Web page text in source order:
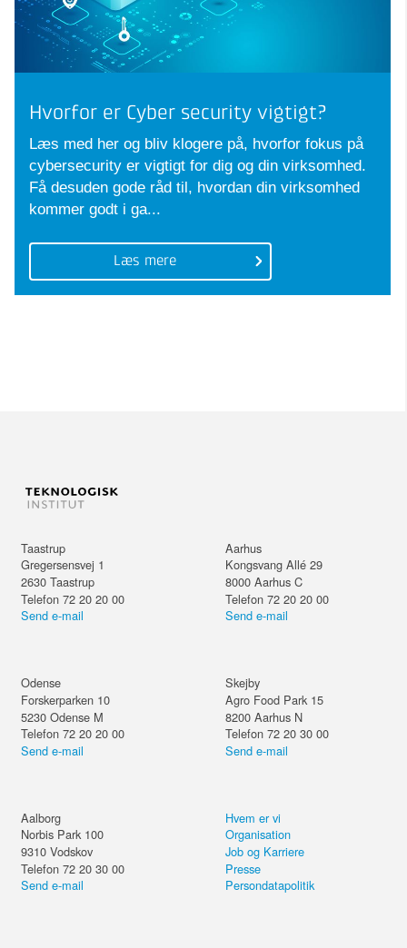
Hvorfor er Cyber security vigtigt?
Læs med her og bliv klogere på, hvorfor fokus på
cybersecurity er vigtigt for dig og din virksomhed.
Få desuden gode råd til, hvordan din virksomhed
kommer godt i ga...
Læs mere
Taastrup
Gregersensvej 1
2630 Taastrup
Telefon 72 20 20 00
Send e-mail
Aarhus
Kongsvang Allé 29
8000 Aarhus C
Telefon 72 20 20 00
Send e-mail
Odense
Forskerparken 10
5230 Odense M
Telefon 72 20 20 00
Send e-mail
Skejby
Agro Food Park 15
8200 Aarhus N
Telefon 72 20 30 00
Send e-mail
Aalborg
Norbis Park 100
9310 Vodskov
Telefon 72 20 30 00
Send e-mail
Hvem er vi
Organisation
Job og Karriere
Presse
Persondatapolitik